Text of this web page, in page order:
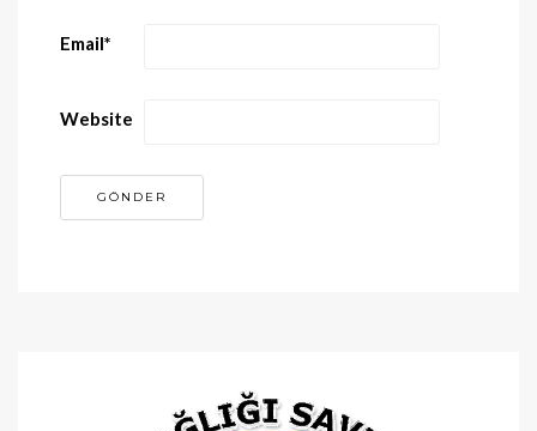
Email*
Website